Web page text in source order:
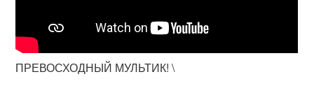
ПРЕВОСХОДНЫЙ МУЛЬТИК! \